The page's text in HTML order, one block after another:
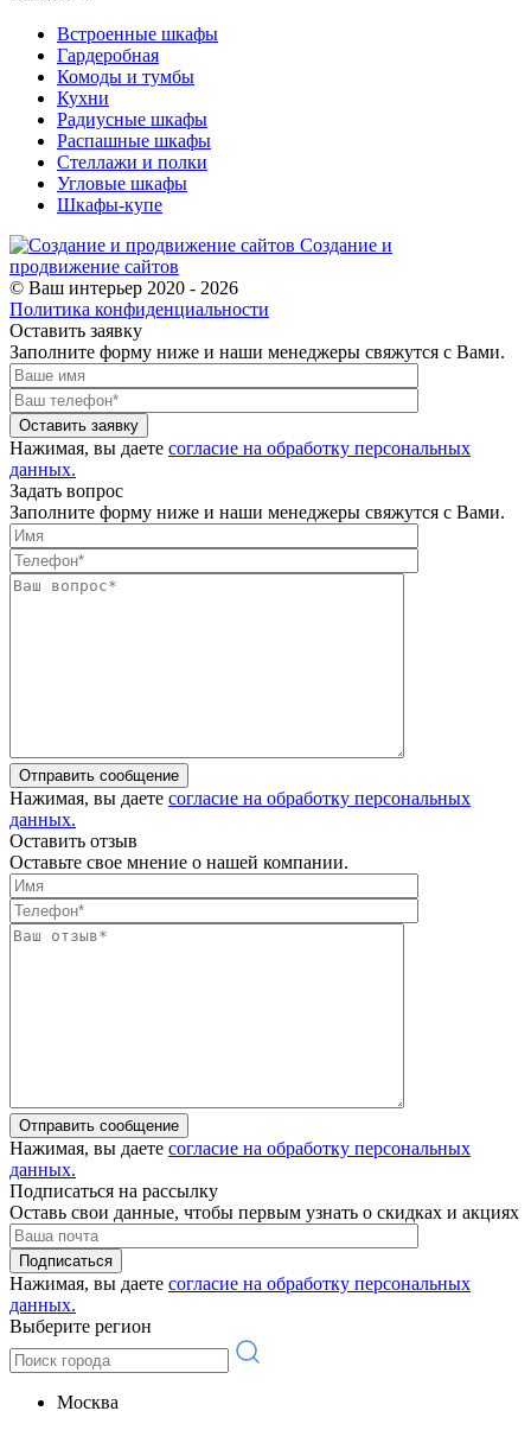
Встроенные шкафы
Гардеробная
Комоды и тумбы
Кухни
Радиусные шкафы
Распашные шкафы
Стеллажи и полки
Угловые шкафы
Шкафы-купе
Создание и
продвижение сайтов
© Ваш интерьер 2020 - 2026
Политика конфиденциальности
Оставить заявку
Заполните форму ниже и наши менеджеры свяжутся с Вами.
Оставить заявку
Нажимая, вы даете согласие на обработку персональных
данных.
Задать вопрос
Заполните форму ниже и наши менеджеры свяжутся с Вами.
Отправить сообщение
Нажимая, вы даете согласие на обработку персональных
данных.
Оставить отзыв
Оставьте свое мнение о нашей компании.
Отправить сообщение
Нажимая, вы даете согласие на обработку персональных
данных.
Подписаться на рассылку
Оставь свои данные, чтобы первым узнать о скидках и акциях
Подписаться
Нажимая, вы даете согласие на обработку персональных
данных.
Выберите регион
Москва